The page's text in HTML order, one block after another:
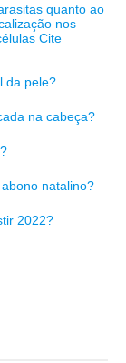
quanto ao
nos
Cite
da pele?
na cabeça?
natalino?
2022?